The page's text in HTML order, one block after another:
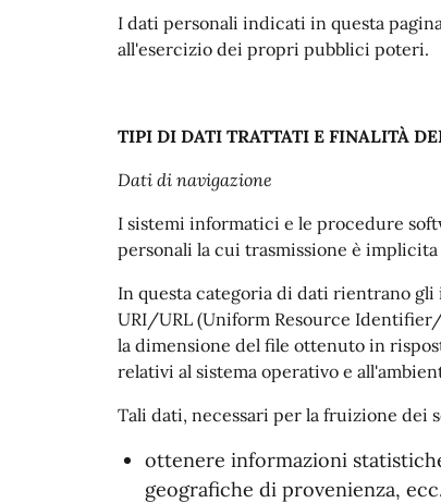
I dati personali indicati in questa
all'esercizio dei propri pubblici poteri.
TIPI DI DATI TRATTATI E FINALITÀ
Dati di navigazione
I sistemi informatici e le procedure
personali la cui trasmissione è
In questa categoria di dati rientrano
URI/URL (Uniform Resource
la dimensione del file ottenuto in
relativi al sistema operativo e
Tali dati, necessari per la fruizione dei
ottenere informazioni
geografiche di provenienza,